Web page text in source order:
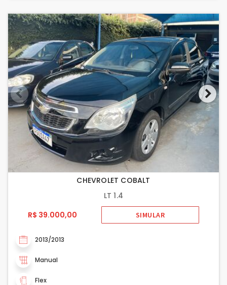
CHEVROLET COBALT
LT 1.4
R$ 39.000,00
SIMULAR
2013/2013
Manual
Flex